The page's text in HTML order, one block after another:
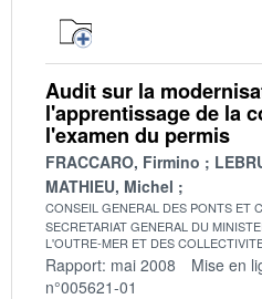
Audit sur la
l'apprentissage de la
l'examen du permis
FRACCARO, Firmino
MATHIEU, Michel
CONSEIL GENERAL DES PONTS ET
SECRETARIAT GENERAL DU
L'OUTRE-MER ET DES
Rapport: mai 2008 Mise en
n°005621-01